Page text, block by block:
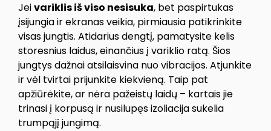
Jeivariklis iš viso nesisuka, bet paspirtukas
įsijungia ir ekranas veikia, pirmiausia patikrinkite
visas jungtis. Atidarius dengtį, pamatysite kelis
storesnius laidus, einančius į variklio ratą. Šios
jungtys dažnai atsilaisvina nuo vibracijos. Atjunkite
ir vėl tvirtai prijunkite kiekvieną. Taip pat
apžiūrėkite, ar nėra pažeistų laidų – kartais jie
trinasi į korpusą ir nusilupęs izoliacija sukelia
trumpąjį jungimą.